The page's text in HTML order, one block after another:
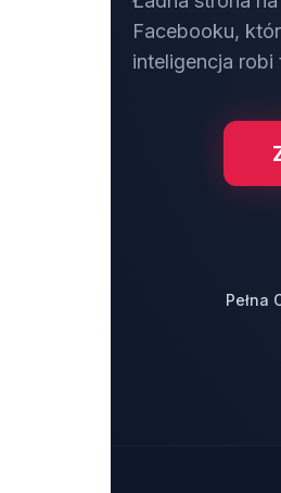
Facebooku,
inteligencja robi
Pełna